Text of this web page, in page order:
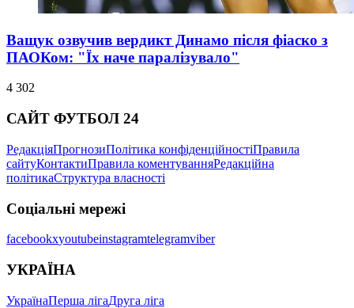
Ващук озвучив вердикт Динамо після фіаско з
ПАОКом: "Їх наче паралізувало"
4 302
САЙТ ФУТБОЛ 24
РедакціяПрогнозиПолітика конфіденційностіПравила
сайтуКонтактиПравила коментуванняРедакційна
політикаСтруктура власності
Соціальні мережі
facebookxyoutubeinstagramtelegramviber
УКРАЇНА
УкраїнаПерша лігаДруга ліга